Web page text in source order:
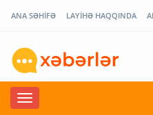
ANA SƏHİFƏ LAYİHƏ HAQQINDA